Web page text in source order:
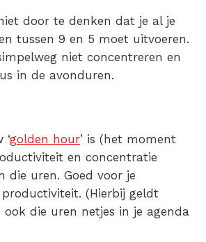
door te denken dat je al je
tussen 9 en 5 moet uitvoeren.
niet concentreren en
in de avonduren.
‘golden hour’ is (het moment
en concentratie
die uren. Goed voor je
(Hierbij geldt
die uren netjes in je agenda